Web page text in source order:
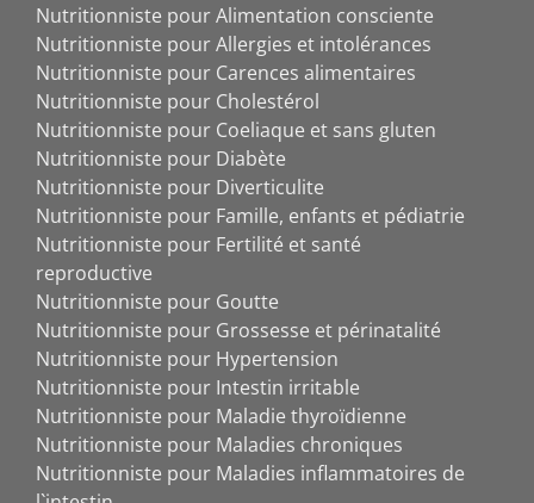
Nutritionniste pour Alimentation consciente
Nutritionniste pour Allergies et intolérances
Nutritionniste pour Carences alimentaires
Nutritionniste pour Cholestérol
Nutritionniste pour Coeliaque et sans gluten
Nutritionniste pour Diabète
Nutritionniste pour Diverticulite
Nutritionniste pour Famille, enfants et pédiatrie
Nutritionniste pour Fertilité et santé
reproductive
Nutritionniste pour Goutte
Nutritionniste pour Grossesse et périnatalité
Nutritionniste pour Hypertension
Nutritionniste pour Intestin irritable
Nutritionniste pour Maladie thyroïdienne
Nutritionniste pour Maladies chroniques
Nutritionniste pour Maladies inflammatoires de